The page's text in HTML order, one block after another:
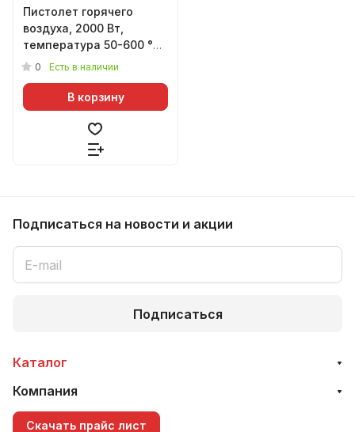
Пистолет горячего
воздуха, 2000 Вт,
температура 50-600 °C,
воздушный поток 650 л/
0 Есть в наличии
В корзину
Подписаться на новости и акции
Подписаться
Каталог
Компания
Скачать прайс лист